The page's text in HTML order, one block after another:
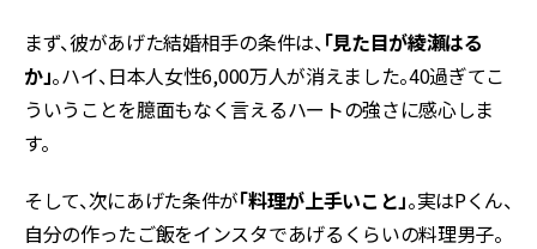
まず、彼があげた結婚相手の条件は、「見た目が綾瀬はる
か」。ハイ、日本人女性6,000万人が消えました。40過ぎてこ
ういうことを臆面もなく言えるハートの強さに感心しま
す。
そして、次にあげた条件が「料理が上手いこと」。実はPくん、
自分の作ったご飯をインスタであげるくらいの料理男子。